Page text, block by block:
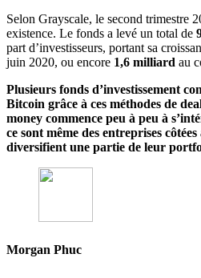
Selon Grayscale, le second trimestre
existence. Le fonds a levé un total de
part d’investisseurs, portant sa
juin 2020, ou encore 1,6 milliard au
Plusieurs fonds d’investissement
Bitcoin grâce à ces méthodes de
money commence peu à peu à
ce sont même des entreprises
diversifient une partie de leur
Morgan Phuc